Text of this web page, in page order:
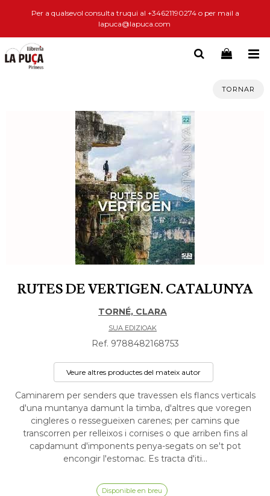
Per a qualsevol consulta truqui al +34621190274 o per mail a
lapuca@lapuca.com
TORNAR
RUTES DE VERTIGEN. CATALUNYA
TORNÉ, CLARA
SUA EDIZIOAK
Ref. 9788482168753
Veure altres productes del mateix autor
Caminarem per senders que travessen els flancs verticals
d'una muntanya damunt la timba, d'altres que voregen
cingleres o ressegueixen carenes; per camins que
transcorren per relleixos i cornises o que arriben fins al
capdamunt d'imponents penya-segats on se't pot
encongir l'estomac. Es tracta d'iti...
Disponible en breu